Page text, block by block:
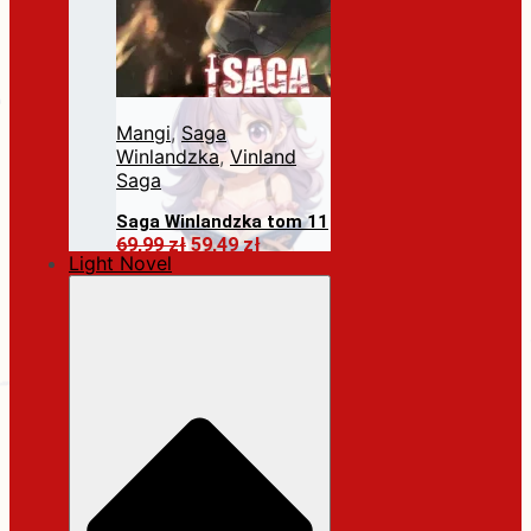
Mangi, Saga
Winlandzka, Vinland
Saga
Saga Winlandzka tom 11
69,99złPierwotna
59,49złAktualna
Dodaj do koszyka
Light Novel